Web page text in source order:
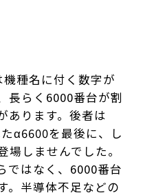
種名に付く数字が
長らく6000番台が割
あります。後者は
α6600を最後に、し
しませんでした。
ではなく、6000番台
。半導体不足などの